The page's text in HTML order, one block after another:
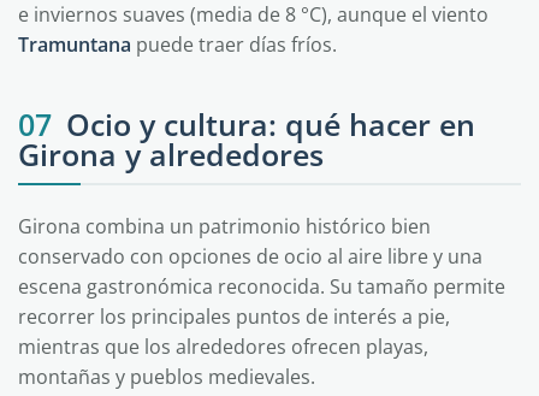
e inviernos suaves (media de 8 °C), aunque el viento
Tramuntana puede traer días fríos.
07 Ocio y cultura: qué hacer en
Girona y alrededores
Girona combina un patrimonio histórico bien
conservado con opciones de ocio al aire libre y una
escena gastronómica reconocida. Su tamaño permite
recorrer los principales puntos de interés a pie,
mientras que los alrededores ofrecen playas,
montañas y pueblos medievales.